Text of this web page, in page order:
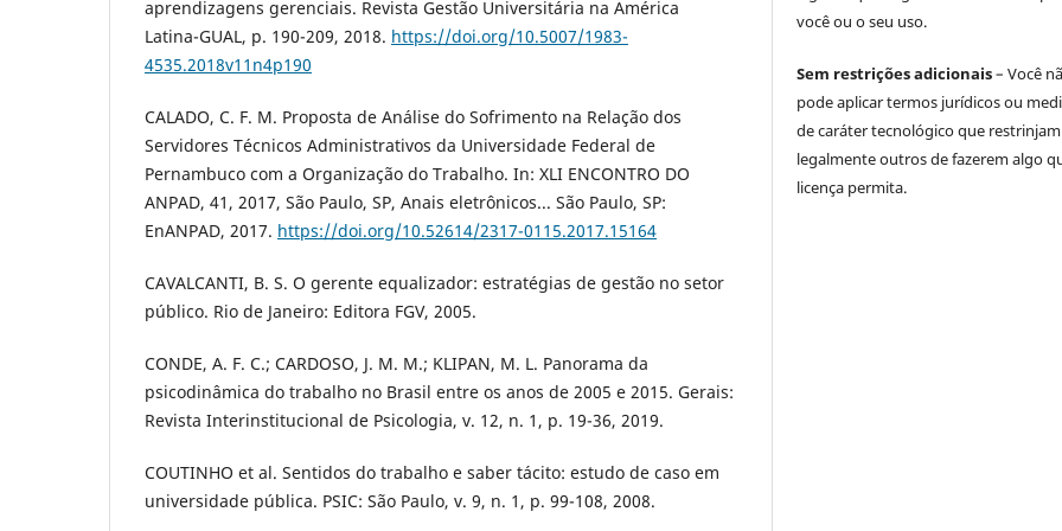
aprendizagens gerenciais. Revista Gestão Universitária na América
Latina-GUAL, p. 190-209, 2018. https://doi.org/10.5007/1983-
4535.2018v11n4p190
CALADO, C. F. M. Proposta de Análise do Sofrimento na Relação dos
Servidores Técnicos Administrativos da Universidade Federal de
Pernambuco com a Organização do Trabalho. In: XLI ENCONTRO DO
ANPAD, 41, 2017, São Paulo, SP, Anais eletrônicos... São Paulo, SP:
EnANPAD, 2017. https://doi.org/10.52614/2317-0115.2017.15164
CAVALCANTI, B. S. O gerente equalizador: estratégias de gestão no setor
público. Rio de Janeiro: Editora FGV, 2005.
CONDE, A. F. C.; CARDOSO, J. M. M.; KLIPAN, M. L. Panorama da
psicodinâmica do trabalho no Brasil entre os anos de 2005 e 2015. Gerais:
Revista Interinstitucional de Psicologia, v. 12, n. 1, p. 19-36, 2019.
COUTINHO et al. Sentidos do trabalho e saber tácito: estudo de caso em
universidade pública. PSIC: São Paulo, v. 9, n. 1, p. 99-108, 2008.
você ou o seu uso.
Sem restrições adicionais– Você
pode aplicar termos jurídicos ou
de caráter tecnológico que restrinjam
legalmente outros de fazerem algo
licença permita.